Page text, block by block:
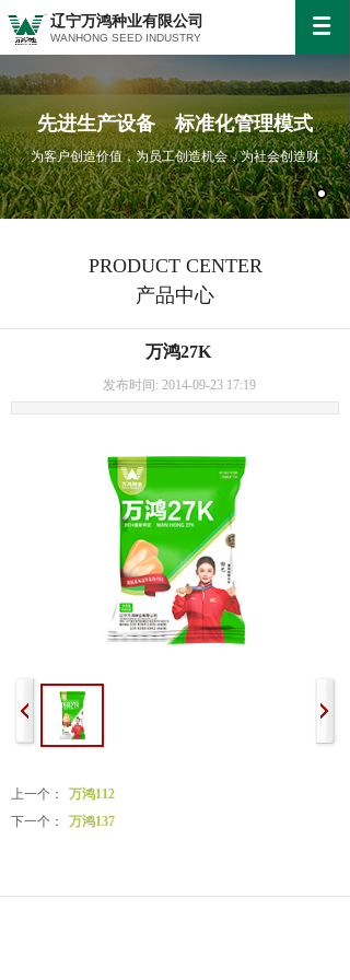
辽宁万鸿种业有限公司
WANHONG SEED INDUSTRY
先进生产设备 标准化管理模式
为客户创造价值，为员工创造机会，为社会创造财
PRODUCT CENTER
产品中心
万鸿27K
发布时间: 2014-09-23 17:19
上一个：
万鸿112
下一个：
万鸿137